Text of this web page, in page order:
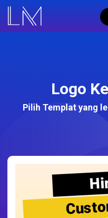
Logo
Pilih Templat yang